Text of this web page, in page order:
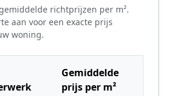
richtprijzen per m².
aan voor een exacte prijs
woning.
Gemiddelde
prijs per m²